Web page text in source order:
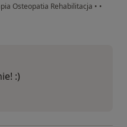
Osteopatia Rehabilitacja • •
:)